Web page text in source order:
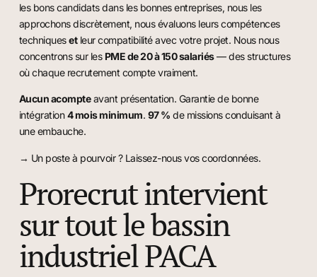
les bons candidats dans les bonnes entreprises, nous les
approchons discrètement, nous évaluons leurs compétences
techniquesetleur compatibilité avec votre projet. Nous nous
concentrons sur les PME de 20 à 150 salariés— des structures
où chaque recrutement compte vraiment.
Aucun acompteavant présentation. Garantie de bonne
intégration4 mois minimum. 97 % de missions conduisant à
une embauche.
→ Un poste à pourvoir ? Laissez-nous vos coordonnées.
Prorecrut intervient
sur tout le bassin
industriel PACA